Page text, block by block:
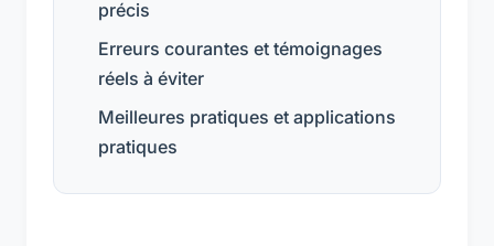
précis
Erreurs courantes et témoignages
réels à éviter
Meilleures pratiques et applications
pratiques